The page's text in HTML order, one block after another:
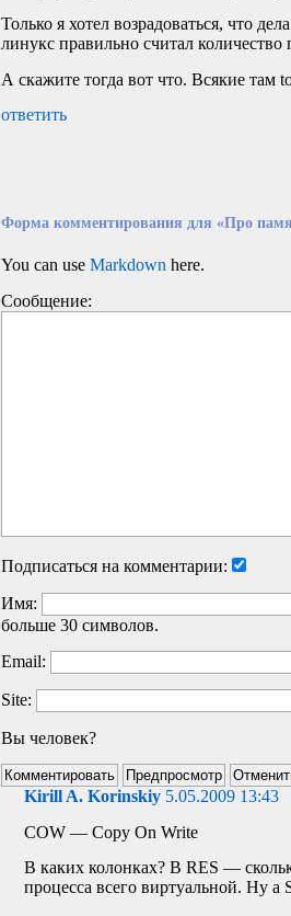
Только я хотел возрадоваться, что
линукс правильно считал количество
А скажите тогда вот что. Всякие там
ответить
Форма комментирования для «Про
You can useMarkdown here.
Сообщение:
Подписаться на комментарии:
Имя:
больше 30 символов.
Email:
Site:
Вы человек?
Kirill A. Korinskiy 5.05.2009 13:43
COW— Copy On Write
В каких колонках? В RES —
процесса всего виртуальной. Ну а